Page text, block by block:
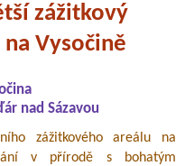
zážitkový
Vysočině
nad Sázavou
zážitkového areálu na
v přírodě s bohatým